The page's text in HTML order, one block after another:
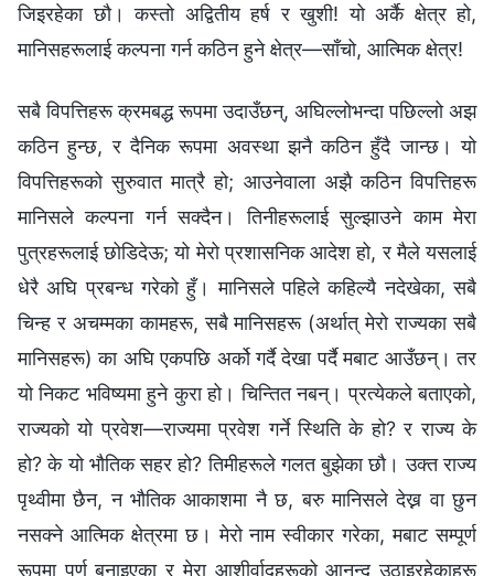
जिइरहेका छौ। कस्तो अद्वितीय हर्ष र खुशी! यो अर्कै क्षेत्र हो,
मानिसहरूलाई कल्पना गर्न कठिन हुने क्षेत्र—साँचो, आत्मिक क्षेत्र!
सबै विपत्तिहरू क्रमबद्ध रूपमा उदाउँछन्, अघिल्लोभन्दा पछिल्लो अझ
कठिन हुन्छ, र दैनिक रूपमा अवस्था झनै कठिन हुँदै जान्छ। यो
विपत्तिहरूको सुरुवात मात्रै हो; आउनेवाला अझै कठिन विपत्तिहरू
मानिसले कल्पना गर्न सक्दैन। तिनीहरूलाई सुल्झाउने काम मेरा
पुत्रहरूलाई छोडिदेऊ; यो मेरो प्रशासनिक आदेश हो, र मैले यसलाई
धेरै अघि प्रबन्ध गरेको हुँ। मानिसले पहिले कहिल्यै नदेखेका, सबै
चिन्‍ह र अचम्‍मका कामहरू, सबै मानिसहरू (अर्थात् मेरो राज्यका सबै
मानिसहरू) का अघि एकपछि अर्को गर्दै देखा पर्दै मबाट आउँछन्। तर
यो निकट भविष्यमा हुने कुरा हो। चिन्तित नबन्। प्रत्येकले बताएको,
राज्यको यो प्रवेश—राज्यमा प्रवेश गर्ने स्थिति के हो? र राज्य के
हो? के यो भौतिक सहर हो? तिमीहरूले गलत बुझेका छौ। उक्त राज्य
पृथ्वीमा छैन, न भौतिक आकाशमा नै छ, बरु मानिसले देख्न वा छुन
नसक्ने आत्मिक क्षेत्रमा छ। मेरो नाम स्वीकार गरेका, मबाट सम्पूर्ण
रूपमा पूर्ण बनाइएका र मेरा आशीर्वादहरूको आनन्द उठाइरहेकाहरू